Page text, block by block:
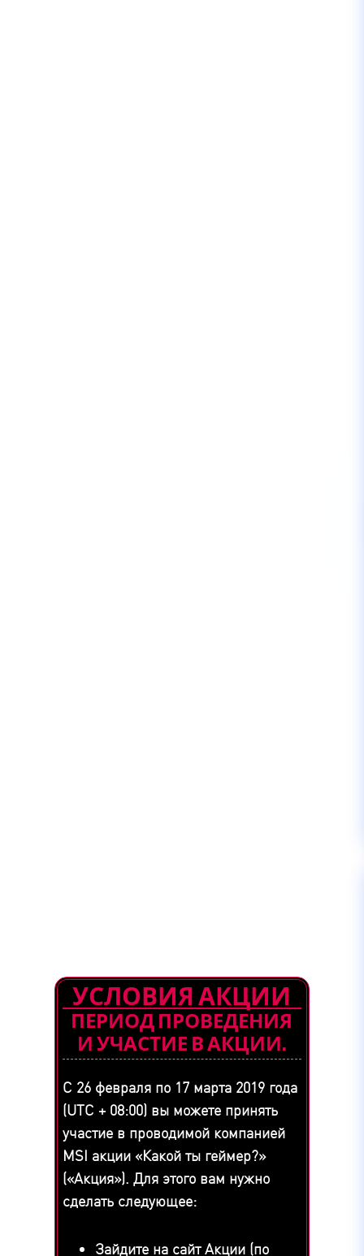
УСЛОВИЯ АКЦИИ
ПЕРИОД ПРОВЕДЕНИЯ
И УЧАСТИЕ В АКЦИИ.
С 26 февраля по 17 марта 2019 года
(UTC + 08:00) вы можете принять
участие в проводимой компанией
MSI акции «Какой ты геймер?»
(«Акция»). Для этого вам нужно
сделать следующее:
Зайдите на сайт Акции (по